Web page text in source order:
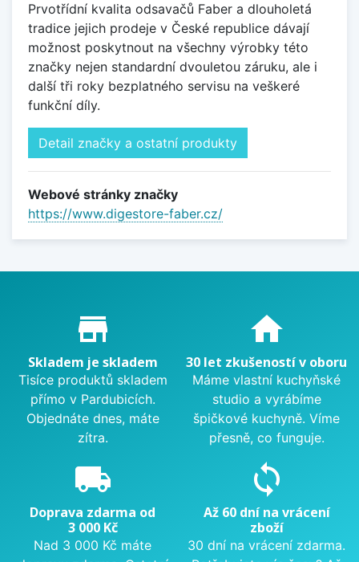
Prvotřídní kvalita odsavačů Faber a dlouholetá
tradice jejich prodeje v České republice dávají
možnost poskytnout na všechny výrobky této
značky nejen standardní dvouletou záruku, ale i
další tři roky bezplatného servisu na veškeré
funkční díly.
Detail značky a ostatní produkty
Webové stránky značky
https://www.digestore-faber.cz/
Proč nakupovat u nás?
store_mall_directory
Skladem je skladem
Tisíce produktů skladem
přímo v Pardubicích.
Objednáte dnes, máte
zítra.
home
30 let zkušeností v oboru
Máme vlastní kuchyňské
studio a vyrábíme
špičkové kuchyně. Víme
přesně, co funguje.
local_shipping
Doprava zdarma od
3 000 Kč
Nad 3 000 Kč máte
sync
Až 60 dní na vrácení
zboží
30 dní na vrácení zdarma.